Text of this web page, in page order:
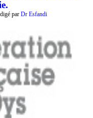
parDr Esfandi